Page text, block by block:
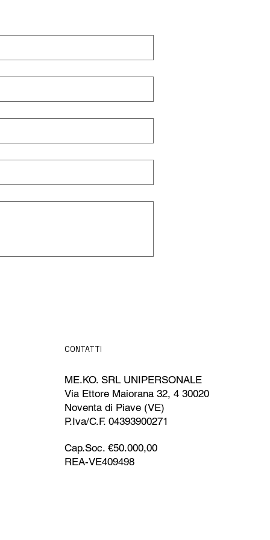
CONTATTI
ME.KO. SRL UNIPERSONALE
Via Ettore Maiorana 32, 4 30020
Noventa di Piave (VE)
P.Iva/C.F. 04393900271
Cap.Soc. €50.000,00
REA-VE409498